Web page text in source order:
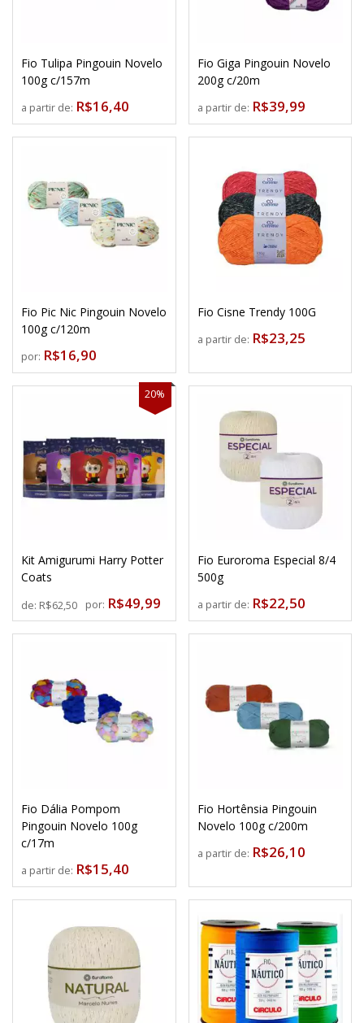
Fio Tulipa Pingouin Novelo
100g c/157m
a partir de: R$16,40
Fio Giga Pingouin Novelo
200g c/20m
a partir de: R$39,99
Fio Pic Nic Pingouin Novelo
100g c/120m
por: R$16,90
Fio Cisne Trendy 100G
a partir de: R$23,25
Kit Amigurumi Harry Potter
Coats
de: R$62,50 por: R$49,99
20%
Fio Euroroma Especial 8/4
500g
a partir de: R$22,50
Fio Dália Pompom
Pingouin Novelo 100g
c/17m
a partir de: R$15,40
Fio Hortênsia Pingouin
Novelo 100g c/200m
a partir de: R$26,10